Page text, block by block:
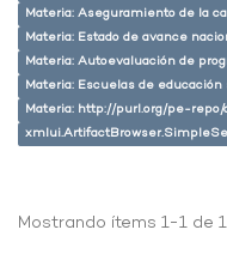
Materia: Aseguramiento de la
Materia: Estado de avance
Materia: Autoevaluación de
Materia: Escuelas de
Materia: http://purl.org/pe-repo/
Mostrando ítems 1-1 de 1